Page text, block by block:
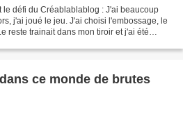
le défi du Créablablablog : J'ai beaucoup
j'ai joué le jeu. J'ai choisi l'embossage, le
reste trainait dans mon tiroir et j'ai été
ce monde de brutes